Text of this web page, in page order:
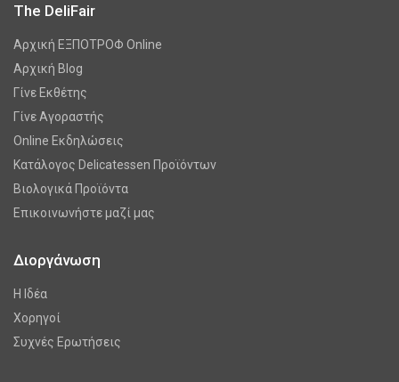
The DeliFair
Αρχική ΕΞΠΟΤΡΟΦ Online
Αρχική Blog
Γίνε Εκθέτης
Γίνε Αγοραστής
Online Εκδηλώσεις
Κατάλογος Delicatessen Προϊόντων
Βιολογικά Προϊόντα
Επικοινωνήστε μαζί μας
Διοργάνωση
Η Ιδέα
Χορηγοί
Συχνές Ερωτήσεις